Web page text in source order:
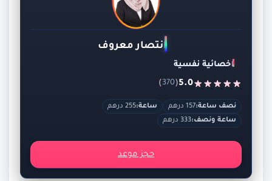
انتصار معروف
اخصائية نفسية
5.0
(
370
)
نصف ساعة:157 درهم ساعة:255 درهم
ساعة ونصف:333 درهم
حجز موعد